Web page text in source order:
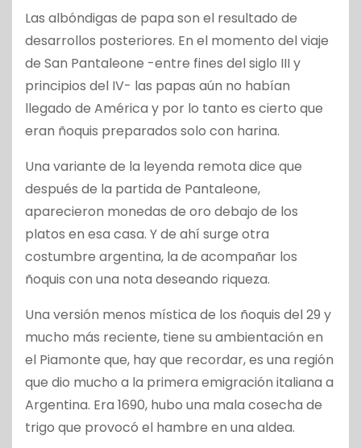
Las albóndigas de papa son el resultado de
desarrollos posteriores. En el momento del viaje
de San Pantaleone -entre fines del siglo III y
principios del IV- las papas aún no habían
llegado de América y por lo tanto es cierto que
eran ñoquis preparados solo con harina.
Una variante de la leyenda remota dice que
después de la partida de Pantaleone,
aparecieron monedas de oro debajo de los
platos en esa casa. Y de ahí surge otra
costumbre argentina, la de acompañar los
ñoquis con una nota deseando riqueza.
Una versión menos mística de los ñoquis del 29 y
mucho más reciente, tiene su ambientación en
el Piamonte que, hay que recordar, es una región
que dio mucho a la primera emigración italiana a
Argentina. Era 1690, hubo una mala cosecha de
trigo que provocó el hambre en una aldea.